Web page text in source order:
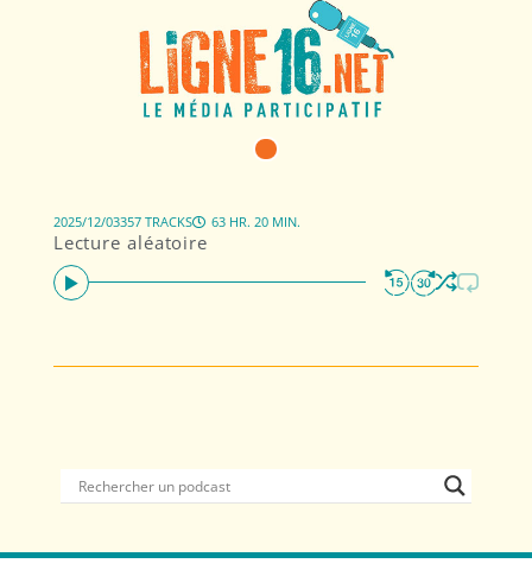
Lecture aléatoire
2025/12/03357 TRACKS 63 HR. 20 MIN.